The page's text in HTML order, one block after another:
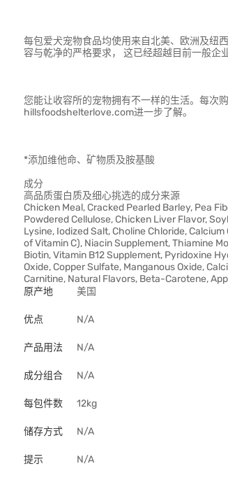
每包爱犬宠物食品均使用来自北美、欧洲及纽
容与乾净的严格要求， 这已经超越目前一般企
您能让收容所的宠物拥有不一样的生活。每次
hillsfoodshelterlove.com进一步了解。
*添加维他命、矿物质及胺基酸
成分
高品质蛋白质及细心挑选的成分来源
Chicken Meal, Cracked Pearled Barley, Pea
Powdered Cellulose, Chicken Liver Flavor,
Lysine, Iodized Salt, Choline Chloride,
of Vitamin C), Niacin Supplement, Thiamine
Biotin, Vitamin B12 Supplement, Pyridoxine
Oxide, Copper Sulfate, Manganous Oxide,
Carnitine, Natural Flavors, Beta-Carotene,
原产地
美国
优点 N/A
产品用法 N/A
成分组合 N/A
每包件数 12kg
储存方式 N/A
提示 N/A